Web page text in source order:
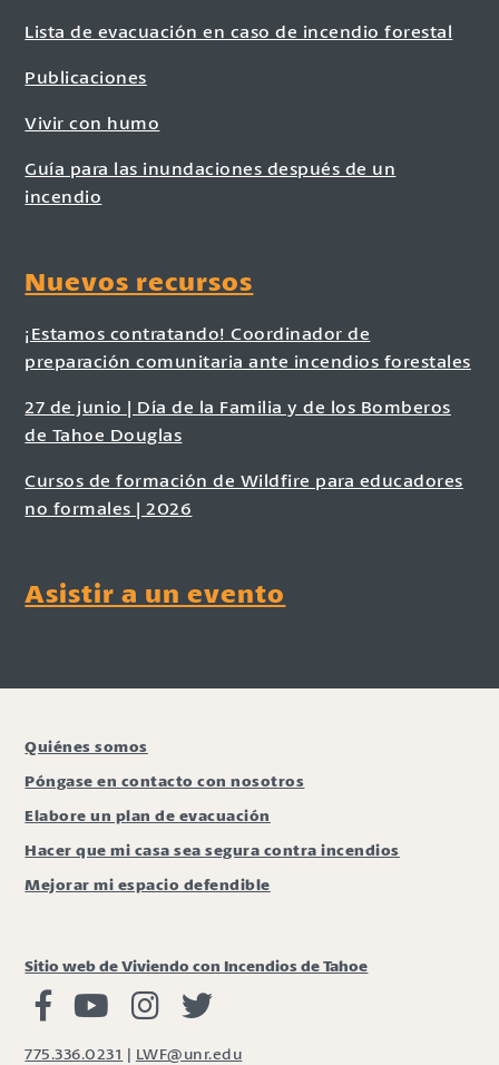
Lista de evacuación en caso de incendio forestal
Publicaciones
Vivir con humo
Guía para las inundaciones después de un
incendio
Nuevos recursos
¡Estamos contratando! Coordinador de
preparación comunitaria ante incendios forestales
27 de junio | Día de la Familia y de los Bomberos
de Tahoe Douglas
Cursos de formación de Wildfire para educadores
no formales | 2026
Asistir a un evento
Quiénes somos
Póngase en contacto con nosotros
Elabore un plan de evacuación
Hacer que mi casa sea segura contra incendios
Mejorar mi espacio defendible
Sitio web de Viviendo con Incendios de Tahoe
Viviendo con Incendios Facebook
Vivir con fuego Youtube
Vivir con fuego Instagram
775.336.0231 | LWF@unr.edu